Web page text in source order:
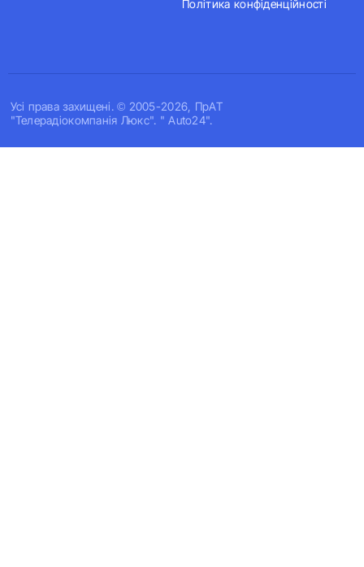
Усi права захищенi. © 2005-2026, ПрАТ
"Телерадіокомпанія Люкс". " Auto24".
Політика конфіденційності